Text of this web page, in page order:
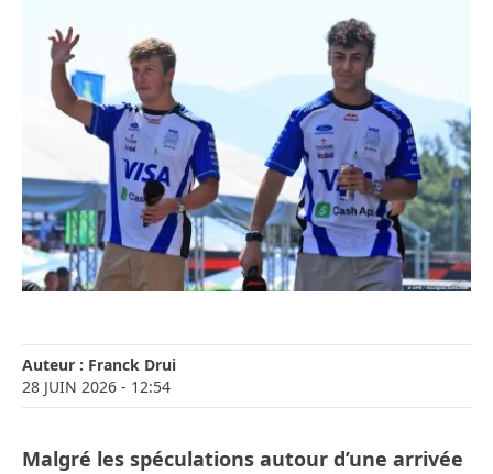
Auteur : Franck Drui
28 JUIN 2026 - 12:54
Malgré les spéculations autour d’une arrivée